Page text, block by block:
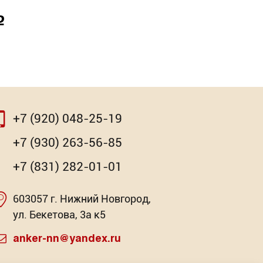
+7 (920) 048-25-19
+7 (930) 263-56-85
+7 (831) 282-01-01
603057 г. Нижний Новгород,
ул. Бекетова, 3а к5
anker-nn@yandex.ru